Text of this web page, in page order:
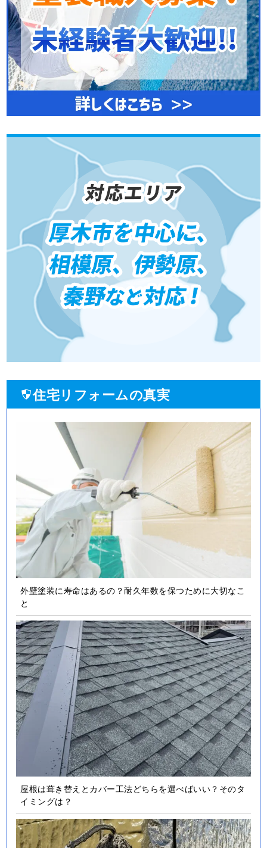
住宅リフォームの真実
外壁塗装に寿命はあるの？耐久年数を保つために大切なこ
と
屋根は葺き替えとカバー工法どちらを選べばいい？そのタ
イミングは？